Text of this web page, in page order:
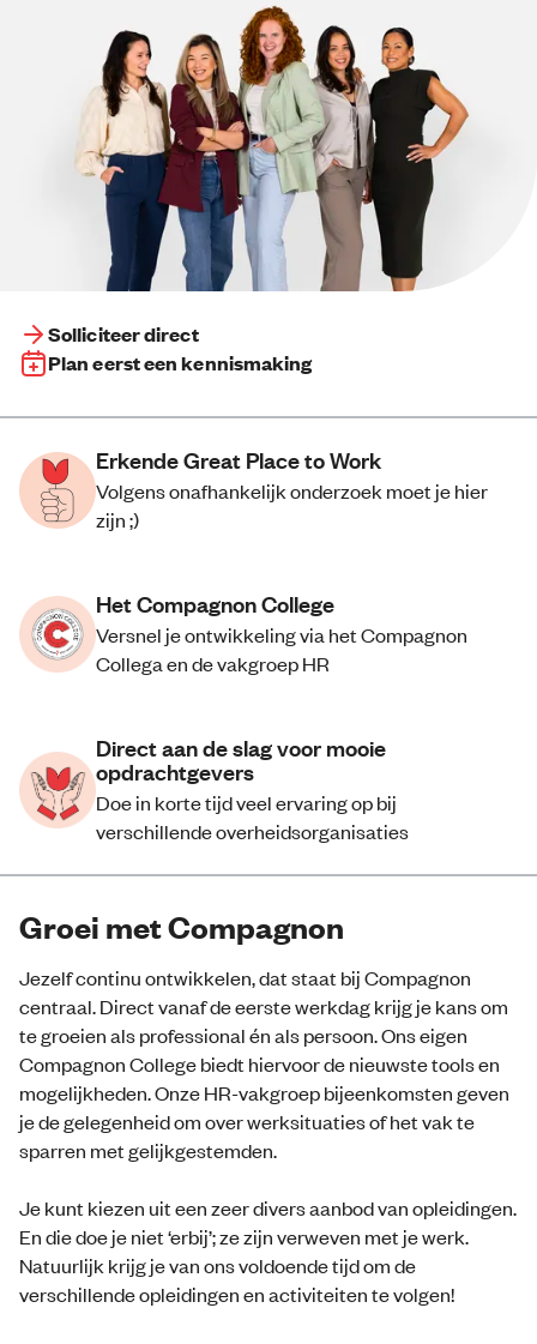
Solliciteer direct
Plan eerst een kennismaking
Erkende Great Place to Work
Volgens onafhankelijk onderzoek moet je hier
zijn ;)
Het Compagnon College
Versnel je ontwikkeling via het Compagnon
Collega en de vakgroep HR
Direct aan de slag voor mooie
opdrachtgevers
Doe in korte tijd veel ervaring op bij
verschillende overheidsorganisaties
Groei met Compagnon
Jezelf continu ontwikkelen, dat staat bij Compagnon
centraal. Direct vanaf de eerste werkdag krijg je kans om
te groeien als professional én als persoon. Ons eigen
Compagnon College biedt hiervoor de nieuwste tools en
mogelijkheden. Onze HR-vakgroep bijeenkomsten geven
je de gelegenheid om over werksituaties of het vak te
sparren met gelijkgestemden.
Je kunt kiezen uit een zeer divers aanbod van opleidingen.
En die doe je niet ‘erbij’; ze zijn verweven met je werk.
Natuurlijk krijg je van ons voldoende tijd om de
verschillende opleidingen en activiteiten te volgen!